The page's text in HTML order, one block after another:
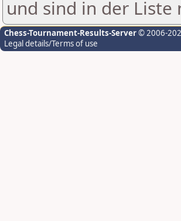
und sind in der
Chess-Tournament-Results-Server© 2006-
Legal details/Terms of use